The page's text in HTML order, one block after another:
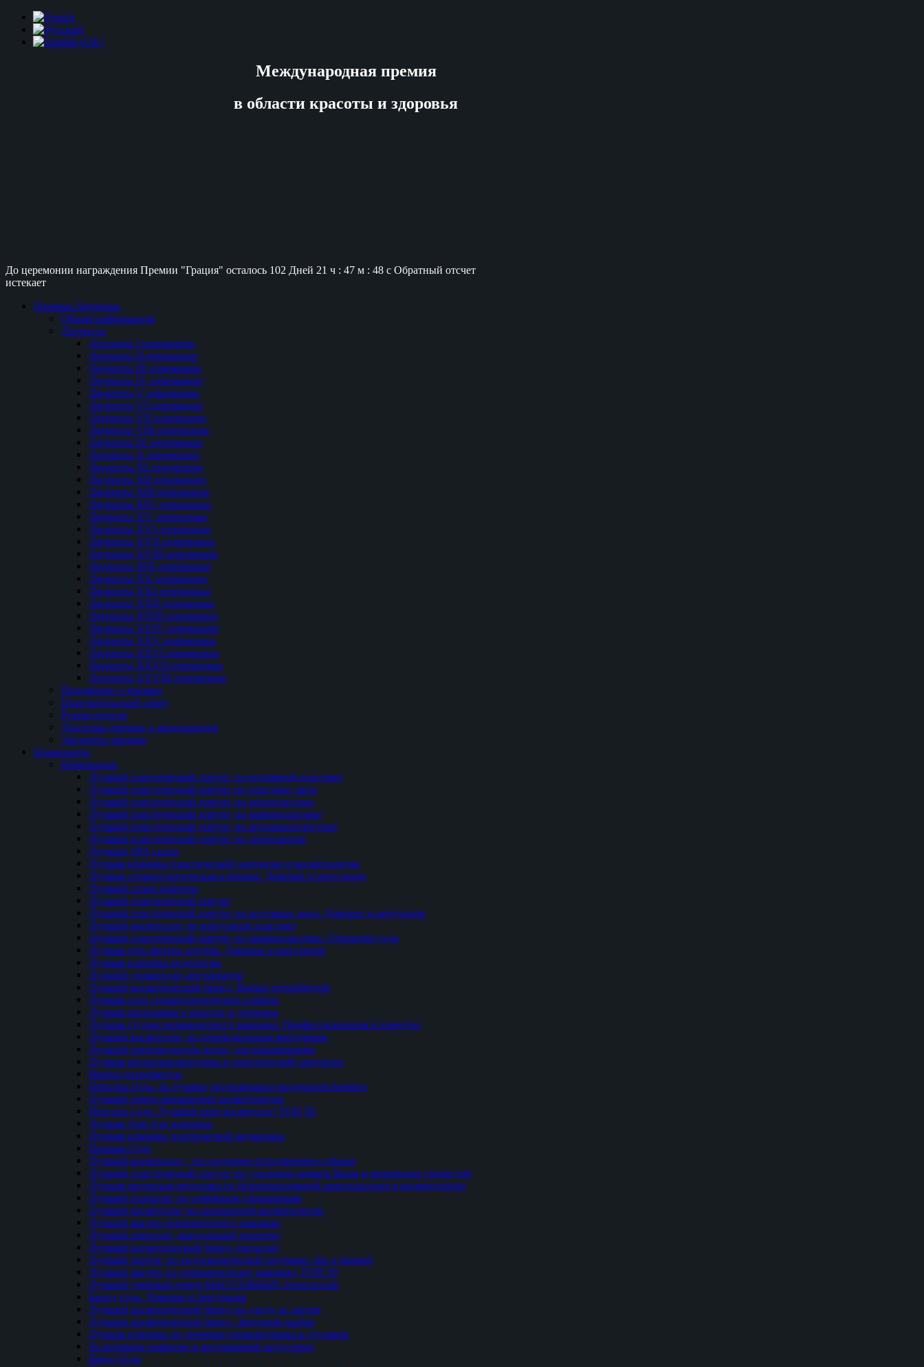
Международная премия
в области красоты и здоровья
До церемонии награждения Премии "Грация" осталось 102 Дней 21 ч : 47 м : 47 с Обратный отсчет
истекает
Премия::Лауреаты
Общая информация
Лауреаты
Лауреаты I церемонии
Лауреаты II церемонии
Лауреаты III церемонии
Лауреаты IV церемонии
Лауреаты V церемонии
Лауреаты VI церемонии
Лауреаты VII церемонии
Лауреаты VIII церемонии
Лауреаты IX церемонии
Лауреаты Х церемонии
Лауреаты XI церемонии
Лауреаты XII церемонии
Лауреаты XIII церемонии
Лауреаты XIV церемонии
Лауреаты XV церемонии
Лауреаты XVI церемонии
Лауреаты XVII церемонии
Лауреаты XVIII церемонии
Лауреаты XIX церемонии
Лауреаты XX церемонии
Лауреаты XXI церемонии
Лауреаты XXII церемонии
Лауреаты XXIII церемонии
Лауреаты XXIV церемонии
Лауреаты XXV церемонии
Лауреаты XXVI церемонии
Лауреаты XXVII церемонии
Лауреаты XXVIII церемонии
Положение о премии
Попечительский совет
Руководители
Дипломы премии и мероприятия
Эксперты премии
Номинанты
Номинации
Лучший пластический хирург по интимной пластике
Лучший пластический хирург по пластике лица
Лучший пластический хирург по ринопластике
Лучший пластический хирург по маммопластике
Лучший пластический хирург по абдоминопластике
Лучший пластический хирург по липосакции
Лучший SPA салон
Лучшая клиника пластической хирургии и косметологии
Лучшая стоматологическая клиника. Доверие и репутация
Лучший салон красоты
Лучший пластический хирург
Лучший пластический хирург по подтяжке лица. Доверие и репутация
Лучший косметолог по контурной пластике
Лучший пластический хирург по маммопластике. Открытие года
Лучшая сеть фитнес клубов. Доверие и репутация
Лучшая клиника подологии
Лучший стоматолог-реставратор
Лучший косметический бренд. Выбор потребителя
Лучшая сеть стоматологических клиник
Лучшая программа о красоте и здоровье
Лучшая студия перманентного макияжа. Профессионализм и качество
Лучший косметолог по инъекционным методикам
Лучший производитель волос для наращивания
Лучшая авторская методика в пластической хирургии
Выбор потребителя
Персона Года. За лучшие достижения в модельном бизнесе
Лучший центр аппаратной косметологии
Персона года. Лучший врач косметолог ТОП 50
Лучшая Anti-Age клиника
Лучшая клиника эстетической медицины
Прорыв Года
Лучший косметолог - по созданию естественного образа
Лучший пластический хирург по удалению комков Биша и коррекции слизистой
Лучшая авторская методика по безоперационной ринопластике в косметологии
Лучший психолог по семейным отношениям
Лучший косметолог по аппаратной косметологии
Лучший мастер перманентного макияжа
Лучший невролог, мануальный терапевт
Лучший косметический бренд для волос
Лучший хирург по эндоскопической подтяжке лба и бровей
Лучший мастер по перманентному макияжу ТОП 50
Лучший учебный центр МАССАЖНЫХ технологий
Бренд года. Доверие и репутация
Лучший косметический бренд по уходу за лицом
Лучший косметический бренд. Звездный выбор
Лучшая клиника по лечению позвоночника и суставов
За активное развитие в ресторанной индустрии
Бренд Года